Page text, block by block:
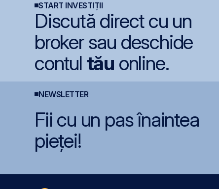
START INVESTIȚII
Discută direct cu un
broker sau deschide
contul tău online.
NEWSLETTER
Fii cu un pas înaintea
pieței!